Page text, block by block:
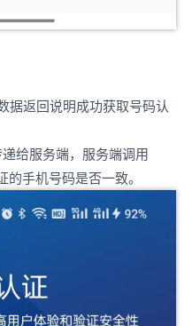
据返回说明成功获取号码认
给服务端，服务端调用
手机号码是否一致。